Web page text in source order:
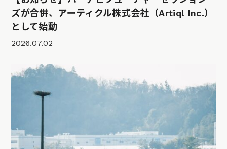
ズが合併、アーティクル株式会社（Artiql Inc.）
として始動
2026.07.02